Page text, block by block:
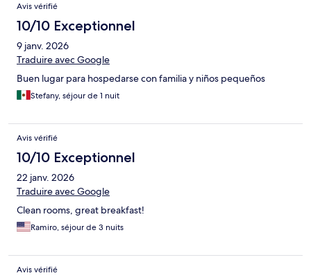
Avis vérifié
10/10 Exceptionnel
9 janv. 2026
Traduire avec Google
Buen lugar para hospedarse con familia y niños pequeños
Stefany, séjour de 1 nuit
Avis vérifié
10/10 Exceptionnel
22 janv. 2026
Traduire avec Google
Clean rooms, great breakfast!
Ramiro, séjour de 3 nuits
Avis vérifié